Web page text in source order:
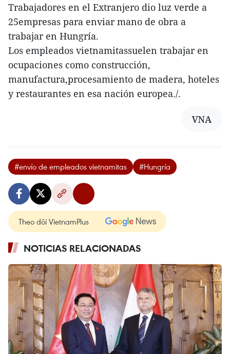
Trabajadores en el Extranjero dio luz verde a
25empresas para enviar mano de obra a
trabajar en Hungría.
Los empleados vietnamitassuelen trabajar en
ocupaciones como construcción,
manufactura,procesamiento de madera, hoteles
y restaurantes en esa nación europea./.
VNA
#envío de empleados vietnamitas #Hungría
Theo dõi VietnamPlus
NOTICIAS RELACIONADAS